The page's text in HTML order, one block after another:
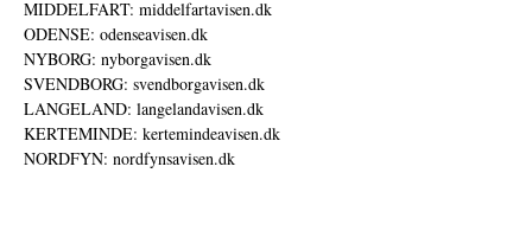
MIDDELFART: middelfartavisen.dk
ODENSE: odenseavisen.dk
NYBORG: nyborgavisen.dk
SVENDBORG: svendborgavisen.dk
LANGELAND: langelandavisen.dk
KERTEMINDE: kertemindeavisen.dk
NORDFYN: nordfynsavisen.dk